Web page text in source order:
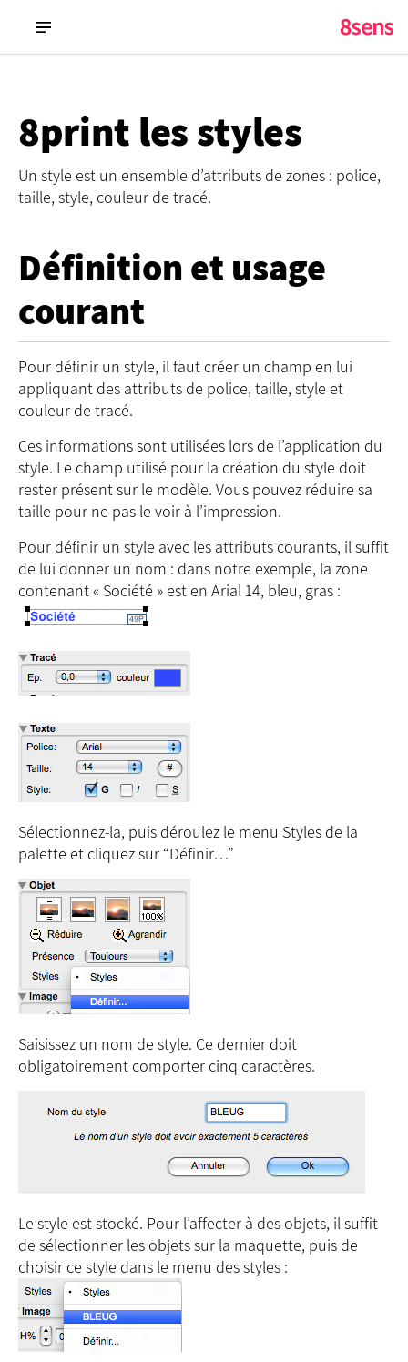
8print les styles
Un style est un ensemble d’attributs de zones : police,
taille, style, couleur de tracé.
Définition et usage
courant
Pour définir un style, il faut créer un champ en lui
appliquant des attributs de police, taille, style et
couleur de tracé.
Ces informations sont utilisées lors de l’application du
style. Le champ utilisé pour la création du style doit
rester présent sur le modèle. Vous pouvez réduire sa
taille pour ne pas le voir à l’impression.
Pour définir un style avec les attributs courants, il suffit
de lui donner un nom : dans notre exemple, la zone
contenant « Société » est en Arial 14, bleu, gras :
Sélectionnez-la, puis déroulez le menu Styles de la
palette et cliquez sur “Définir…”
Saisissez un nom de style. Ce dernier doit
obligatoirement comporter cinq caractères.
Le style est stocké. Pour l’affecter à des objets, il suffit
de sélectionner les objets sur la maquette, puis de
choisir ce style dans le menu des styles :